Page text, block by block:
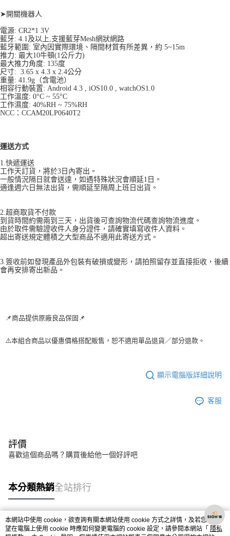
➤開關機器人
電源: CR2*1 3V
藍牙: 4.1及以上,支援藍芽Mesh網狀網路
藍牙範圍: 室內因實際環境、隔間材質有所差異，約 5~15m
推力: 最大10牛頓(1公斤力)
最大推力角度: 135度
尺寸: 3.65 x 4.3 x 2.4公分
重量: 41.9g（含電池）
相容行動裝置: Android 4.3 , iOS10.0 , watchOS1.0
工作溫度: 0°C ~ 55°C
工作濕度: 40%RH ~ 75%RH
NCC：CCAM20LP0640T2
運送方式
​​1.快遞運送
工作天訂貨，將於3日內寄出。
一般情況隔日就會送達，如遇特殊狀況會順延1日。
適逢週六日無法出貨，需順延至隔周上班日出貨。
2.超商取貨不付款
到貨時間約需兩到三天，出貨後可查詢物流代碼查詢物流進度。
由於取件需驗證收件人身分證件，請確實填寫收件人資料。
超出寄送規定體積之大型商品不適用此寄送方式。
3.簽收前如發現產品外包裝有破損或變形，請拍照留存並直接拒收，後續
會再安排寄出新品。
📌商品提供原廠良品保固📌
⚠️本組合商品以優惠價格搭配販售，恕不適用單品退貨／部分退款。
顯示電腦版詳細說明
客服
評價
喜歡這個商品嗎？購買後給他一個好評吧
本分類熱銷全站排行
熱門標籤
本網站中使用 cookie，欲查詢有關本網站使用 cookie 方式之詳情，及若您不希
望在電腦上使用 cookie 時應如何變更電腦的 cookie 設定，請參閱本網站「 隱私